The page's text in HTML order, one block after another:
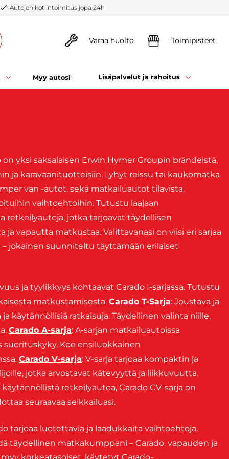
Autojen kotiintoimitus jopa 24h
Varaa huolto Toimipisteet
Myy autosi Lisäpalvelut ja rahoitus
yksi saksalaisen Erwin Hymer Groupin brändeistä,
ja karavaanituotteisiin. Lyhyt reissu tai kaukomatka
van -autot, sekä matkailuautot tilavista,
vaihtoehtoihin. Tutustu laajaan
retkeilyautoja, jotka tarjoavat täydellisen
vapautta matkustaa. Valittavanasi on viisi eri sarjaa
– jokainen suunniteltu täyttämään erilaiset
ja tyylikkyys kohtaavat Carado I-sarjassa. Tutustu
matkustamisesta. Carado T-Sarja: Joustava ja
käytännöllisiä ratkaisuja. Täydellinen valinta niille,
Carado A-sarja: A-sarjan matkailuautoissa
Koe ensiluokkainen
Carado V-sarja: V-sarja tarjoaa kompaktin ja
jotka arvostavat kätevyyttä ja liikkuvuutta.
retkeilyautoa, Carado CV-sarja on
seuraavaa seikkailuasi.
tarjoaa luotettavia ja laadukkaita vaihtoehtoja.
täydellinen matkakumppani – Carado, vapauden ja